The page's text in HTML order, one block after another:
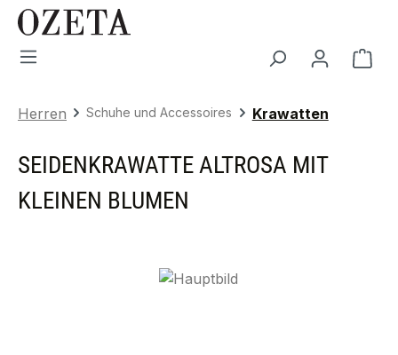
Zum Hauptinhalt springen
Herren Schuhe und Accessoires Krawatten
SEIDENKRAWATTE ALTROSA MIT
KLEINEN BLUMEN
Bildergalerie überspringen